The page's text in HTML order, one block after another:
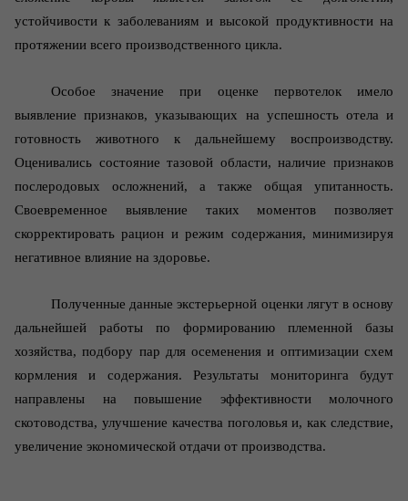
устойчивости к заболеваниям и высокой продуктивности на
протяжении всего производственного цикла.
Особое значение при оценке первотелок имело
выявление признаков, указывающих на успешность отела и
готовность животного к дальнейшему воспроизводству.
Оценивались состояние тазовой области, наличие признаков
послеродовых осложнений, а также общая упитанность.
Своевременное выявление таких моментов позволяет
скорректировать рацион и режим содержания, минимизируя
негативное влияние на здоровье.
Полученные данные экстерьерной оценки лягут в основу
дальнейшей работы по формированию племенной базы
хозяйства, подбору пар для осеменения и оптимизации схем
кормления и содержания. Результаты мониторинга будут
направлены на повышение эффективности молочного
скотоводства, улучшение качества поголовья и, как следствие,
увеличение экономической отдачи от производства.